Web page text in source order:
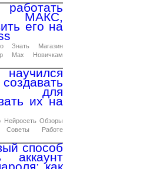
МАКС,
его на
Знать
Магазин
Max
Новичкам
для
их на
Нейросеть Обзоры
Советы
Работе
способ
аккаунт